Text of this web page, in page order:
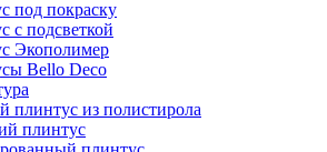
под покраску
с подсветкой
Экополимер
Bello Deco
плинтус из полистирола
плинтус